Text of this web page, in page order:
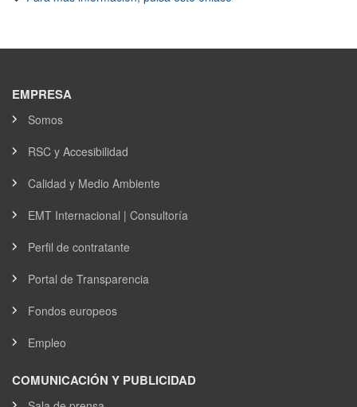
EMPRESA
Somos
RSC y Accesibilidad
Calidad y Medio Ambiente
EMT Internacional | Consultoría
Perfil de contratante
Portal de Transparencia
Fondos europeos
Empleo
COMUNICACIÓN Y PUBLICIDAD